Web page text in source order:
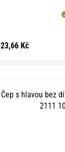
23,66 Kč
Čep s hlavou bez